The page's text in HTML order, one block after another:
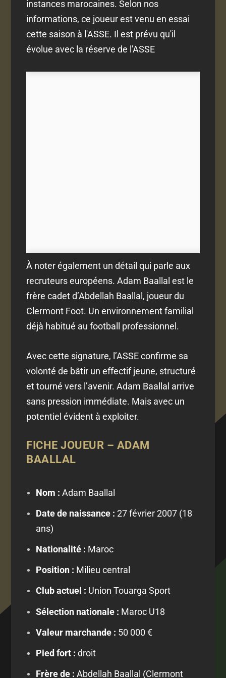
instances marocaines. Selon nos
informations, ce joueur est venu en essai
cette saison à l'ASSE. Il est prévu qu'il
évolue avec la réserve de l'ASSE
À noter également un détail qui parle aux
recruteurs européens. Adam Baallal est le
frère cadet d’Abdellah Baallal, joueur du
Clermont Foot. Un environnement familial
déjà habitué au football professionnel.
Avec cette signature, l’ASSE confirme sa
volonté de bâtir un effectif jeune, structuré
et tourné vers l’avenir. Adam Baallal arrive
sans pression immédiate. Mais avec un
potentiel évident à exploiter.
FICHE JOUEUR – ADAM
BAALLAL
Nom : Adam Baallal
Date de naissance : 27 février 2007 (18
ans)
Nationalité : Maroc
Position : Milieu central
Club actuel : Union Touarga Sport
Sélection nationale : Maroc U18
Valeur marchande : 50 000 €
Pied fort : droit
Frère de : Abdellah Baallal (Clermont